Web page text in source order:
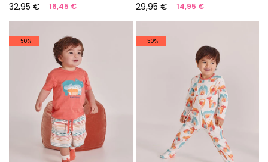
32,95 €
16,45 €
29,95 €
14,95 €
-50% -50%